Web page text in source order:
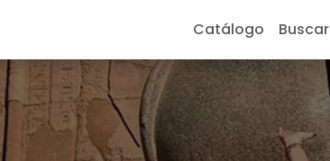
Catálogo Buscar